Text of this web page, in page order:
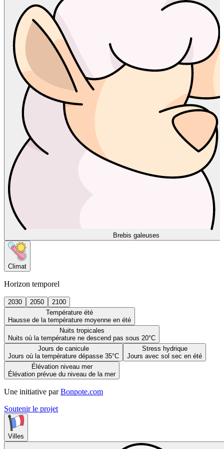
Brebis galeuses
Climat
Horizon temporel
2030 2050
2100
Température été
Hausse de la température moyenne en été
Nuits tropicales
Nuits où la température ne descend pas sous 20°C
Jours de canicule
Jours où la température dépasse 35°C
Stress hydrique
Jours avec sol sec en été
Élévation niveau mer
Élévation prévue du niveau de la mer
Une initiative par Bonpote.com
Soutenir le projet
Villes